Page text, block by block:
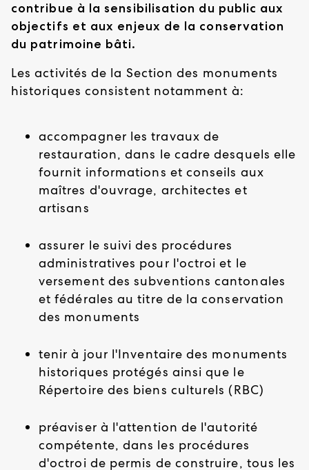
contribue à la sensibilisation du public aux
objectifs et aux enjeux de la conservation
du patrimoine bâti.
Les activités de la Section des monuments
historiques consistent notamment à:
accompagner les travaux de
restauration, dans le cadre desquels elle
fournit informations et conseils aux
maîtres d'ouvrage, architectes et
artisans
assurer le suivi des procédures
administratives pour l'octroi et le
versement des subventions cantonales
et fédérales au titre de la conservation
des monuments
tenir à jour l'Inventaire des monuments
historiques protégés ainsi que le
Répertoire des biens culturels (RBC)
préaviser à l'attention de l'autorité
compétente, dans les procédures
d'octroi de permis de construire, tous les